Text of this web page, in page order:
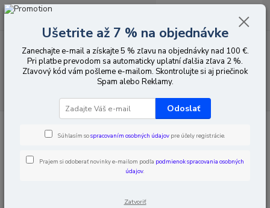
Menu
0,00 EUR
kamery AHD FULL HD 5MPx Dome
Kamerový Systém 8ch kamery
AHD FULL HD 5MPx Dome
Doprava ZADARMO
Ušetrite až 7 % na objednávke
Zanechajte e-mail a získajte 5 % zľavu na objednávky nad 100 €.
Pri platbe prevodom sa automaticky uplatní ďalšia zľava 2 %.
Zľavový kód vám pošleme e-mailom. Skontrolujte si aj priečinok
Spam alebo Reklamy.
Odoslať
Súhlasím sospracovaním osobných údajov pre účely registrácie.
Prajem si odoberať novinky e-mailom podľa podmienok spracovania osobných
údajov.
Zatvoriť